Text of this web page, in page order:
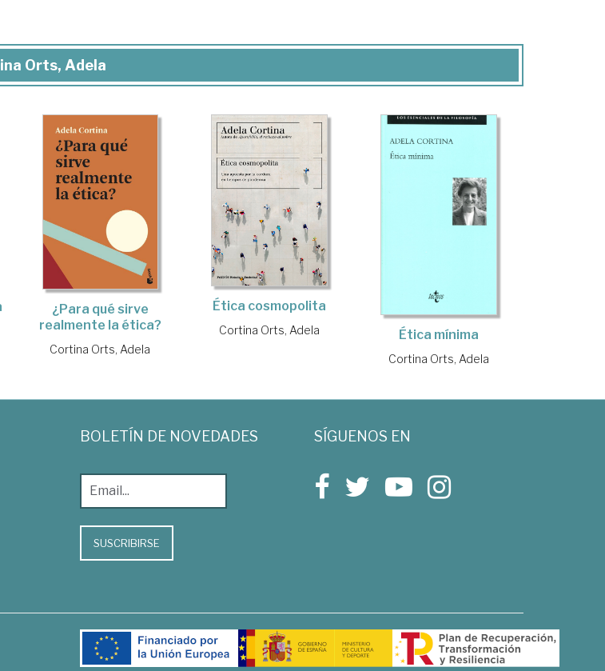
Orts, Adela
¿Para qué sirve
realmente la ética?
Cortina Orts, Adela
Ética cosmopolita
Cortina Orts, Adela Ética mínima
Cortina Orts, Adela
BOLETÍN DE NOVEDADES
SUSCRIBIRSE
SÍGUENOS EN